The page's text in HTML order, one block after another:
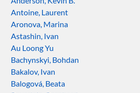
Antoine, Laurent
Aronova, Marina
Astashin, Ivan
Au Loong Yu
Bachynskyi, Bohdan
Bakalov, Ivan
Balogová, Beata